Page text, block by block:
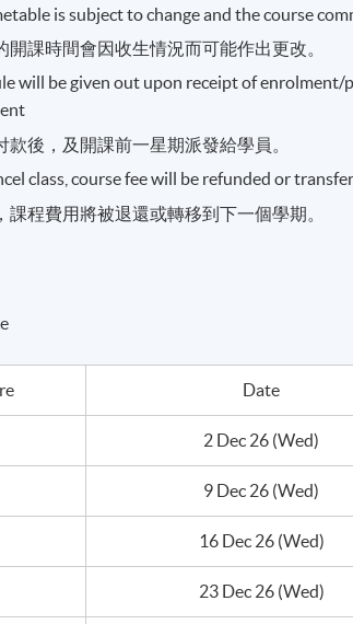
- 10:00pm
is subject to change and the course
開課時間會因收生情況而可能作出更改。
will be given out upon receipt of
款後，及開課前一星期派發給學員。
class, course fee will be refunded or
課程費用將被退還或轉移到下一個學期。
Date
2 Dec 26 (Wed)
9 Dec 26 (Wed)
16 Dec 26 (Wed)
23 Dec 26 (Wed)